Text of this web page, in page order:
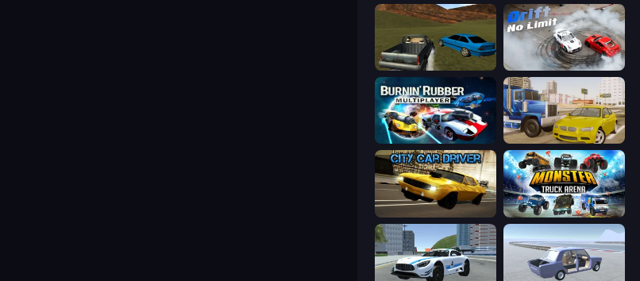
RCC Stunt Cars Drift No Limit
Crazy Car Stunts
City Car Driver Monster Truck Arena